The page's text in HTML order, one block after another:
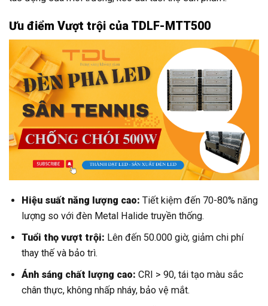
Ưu điểm Vượt trội của TDLF-MTT500
Hiệu suất năng lượng cao: Tiết kiệm đến 70-80% năng
lượng so với đèn Metal Halide truyền thống.
Tuổi thọ vượt trội: Lên đến 50.000 giờ, giảm chi phí
thay thế và bảo trì.
Ánh sáng chất lượng cao: CRI > 90, tái tạo màu sắc
chân thực, không nhấp nháy, bảo vệ mắt.